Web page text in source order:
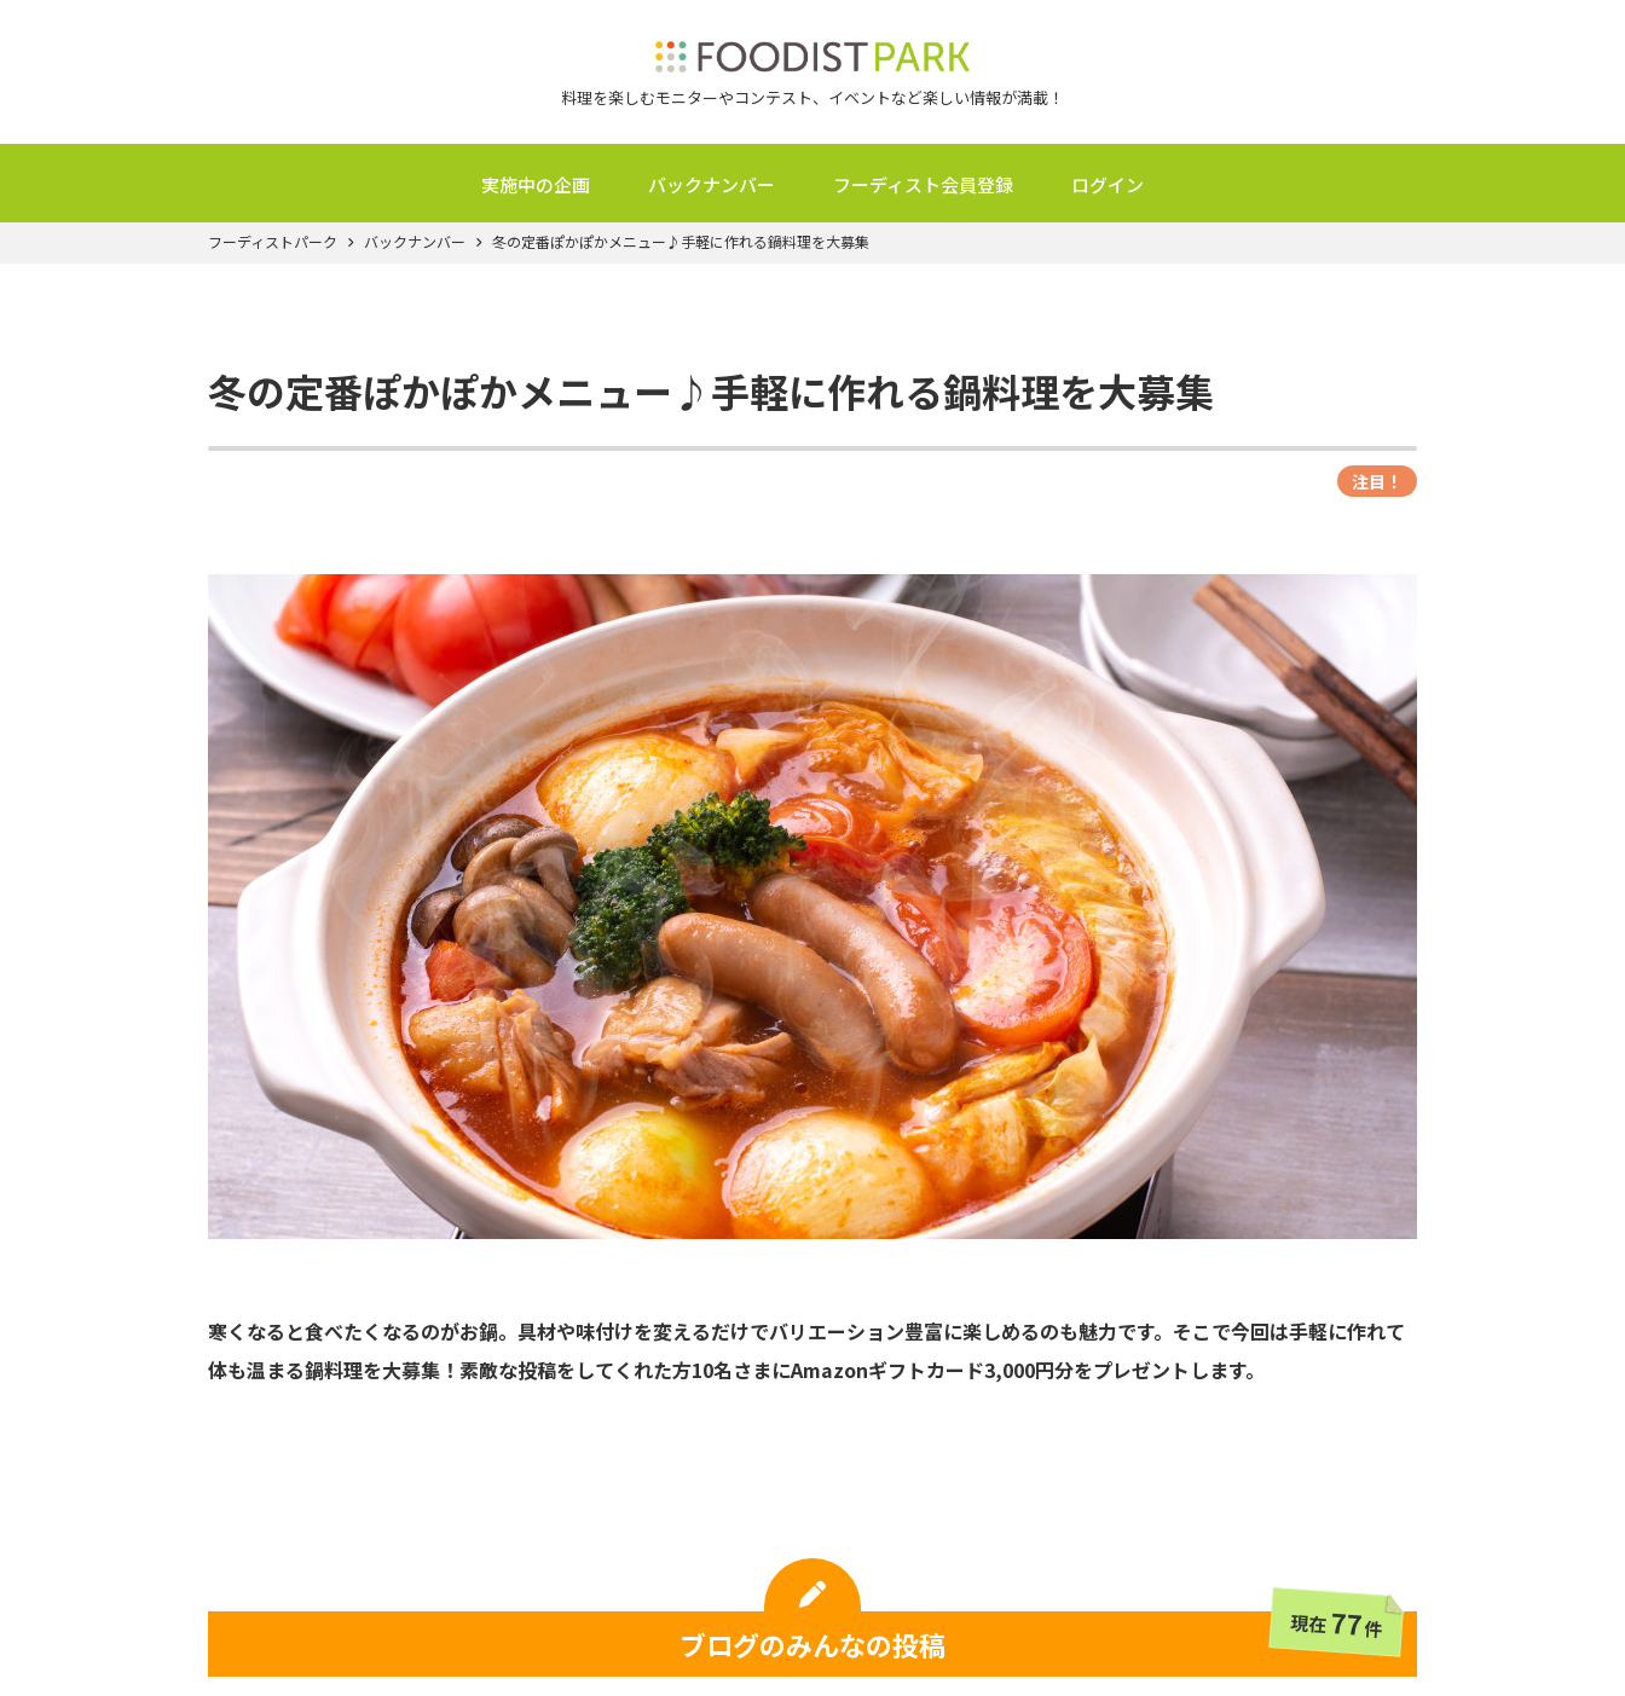
料理を楽しむモニターやコンテスト、イベントなど楽しい情報が満載！
実施中の企画 バックナンバー フーディスト会員登録 ログイン
フーディストパーク バックナンバー 冬の定番ぽかぽかメニュー♪手軽に作れる鍋料理を大募集
冬の定番ぽかぽかメニュー♪手軽に作れる鍋料理を大募集
注目！
寒くなると食べたくなるのがお鍋。具材や味付けを変えるだけでバリエーション豊富に楽しめるのも魅力です。そこで今回は手軽に作れて
体も温まる鍋料理を大募集！素敵な投稿をしてくれた方10名さまにAmazonギフトカード3,000円分をプレゼントします。
ブログのみんなの投稿
現在 77件